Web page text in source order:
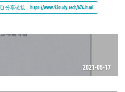
分享链接：https://www.93study.tech/674.html
2021-05-17